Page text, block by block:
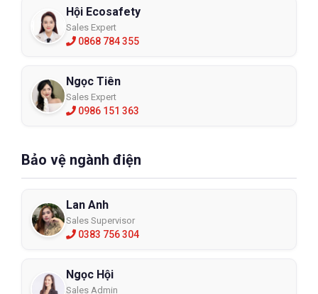
Hội Ecosafety
Sales Expert
0868 784 355
Ngọc Tiên
Sales Expert
0986 151 363
Bảo vệ ngành điện
Lan Anh
Sales Supervisor
0383 756 304
Ngọc Hội
Sales Admin